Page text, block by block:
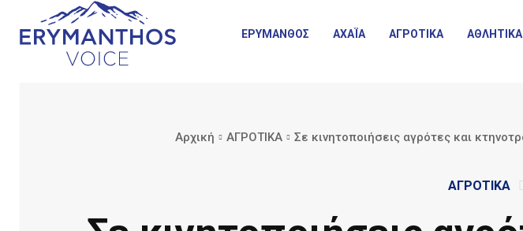
ΕΡΥΜΑΝΘΟΣ ΑΧΑΪΑ ΑΓΡΟΤΙΚΑ ΑΘΛΗΤΙΚΑ
Αρχική ΑΓΡΟΤΙΚΑ Σε κινητοποιήσεις αγρότες και
ΑΓΡΟΤΙΚΑ